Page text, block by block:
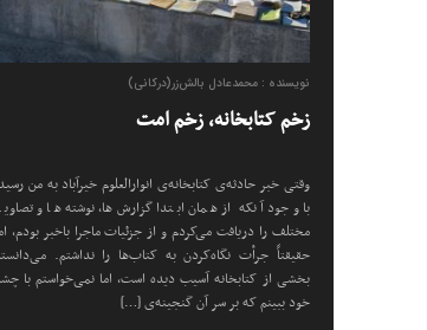
نویسنده : محمدعادل بالش‌زر(درکانی)
زخم کتابخانه، زخم امت
وقتی خبر حادثه‌ی کتابخانه‌ی انوارالعلوم خیرآباد به من
با وجود آنکه از همان ابتدا گزارش‌ها، نوشته‌ها و
مختلف را دریافت می‌کردم و از جزئیات ماجرا باخبر بودم،
حقیقتاً جرأت نگاه‌کردن به کتاب‌ها را نداشتم.
بخشی از کتابخانه آسیب دیده است، اما نمی‌خواستم با
خود ببینم که بر سر آن گنجینه‌ی […]